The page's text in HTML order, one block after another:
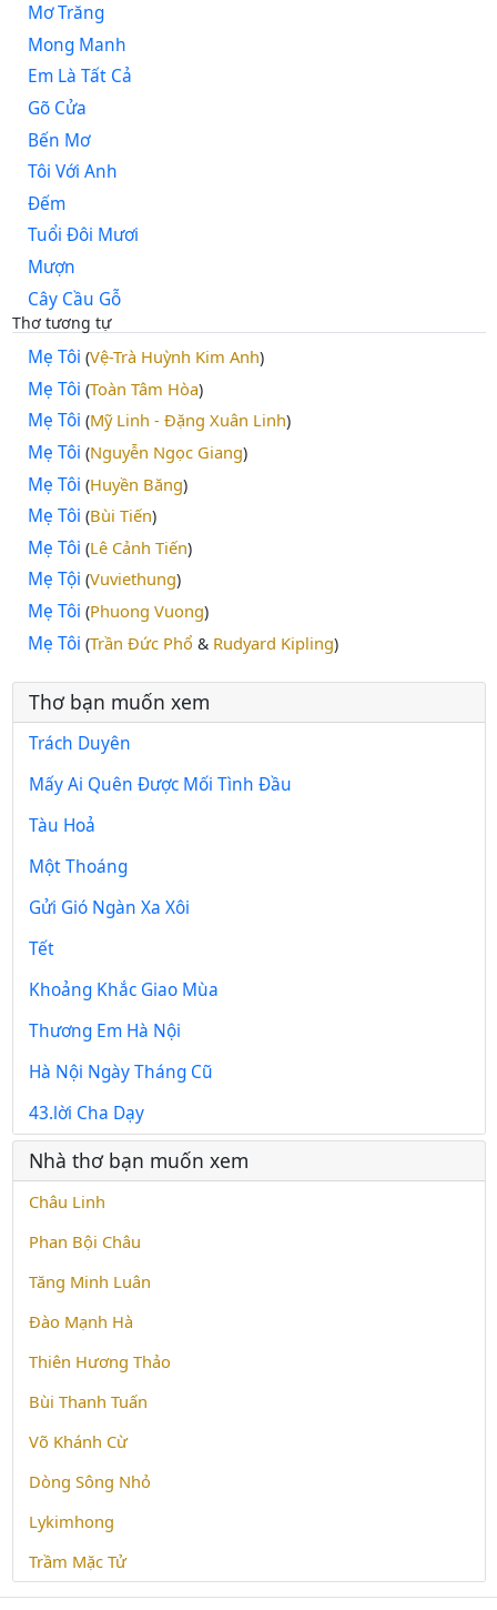
Mơ Trăng
Mong Manh
Em Là Tất Cả
Gõ Cửa
Bến Mơ
Tôi Với Anh
Đếm
Tuổi Đôi Mươi
Mượn
Cây Cầu Gỗ
Thơ tương tự
Mẹ Tôi (Vệ-Trà Huỳnh Kim Anh)
Mẹ Tôi (Toàn Tâm Hòa)
Mẹ Tôi (Mỹ Linh - Đặng Xuân Linh)
Mẹ Tôi (Nguyễn Ngọc Giang)
Mẹ Tôi (Huyền Băng)
Mẹ Tôi (Bùi Tiến)
Mẹ Tôi (Lê Cảnh Tiến)
Mẹ Tội (Vuviethung)
Mẹ Tôi (Phuong Vuong)
Mẹ Tôi (Trần Đức Phổ & Rudyard Kipling)
Thơ bạn muốn xem
Trách Duyên
Mấy Ai Quên Được Mối Tình Đầu
Tàu Hoả
Một Thoáng
Gửi Gió Ngàn Xa Xôi
Tết
Khoảng Khắc Giao Mùa
Thương Em Hà Nội
Hà Nội Ngày Tháng Cũ
43.lời Cha Dạy
Nhà thơ bạn muốn xem
Châu Linh
Phan Bội Châu
Tăng Minh Luân
Đào Mạnh Hà
Thiên Hương Thảo
Bùi Thanh Tuấn
Võ Khánh Cừ
Dòng Sông Nhỏ
Lykimhong
Trầm Mặc Tử